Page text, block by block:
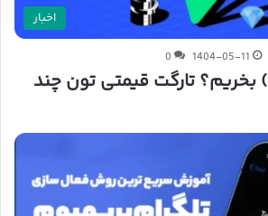
اخبار
1404-05-11
0
تون کوین (TON) بخریم؟ تارگت قیمتی تون چند